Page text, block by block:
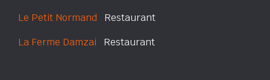
Le Petit Normand Restaurant
La Ferme Damzai Restaurant